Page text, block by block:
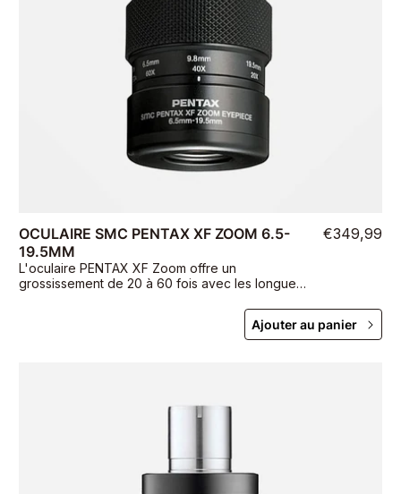
OCULAIRE SMC PENTAX XF ZOOM 6.5-
19.5MM
L'oculaire PENTAX XF Zoom offre un
grossissement de 20 à 60 fois avec les longues-
€349,99
Ajouter au panier